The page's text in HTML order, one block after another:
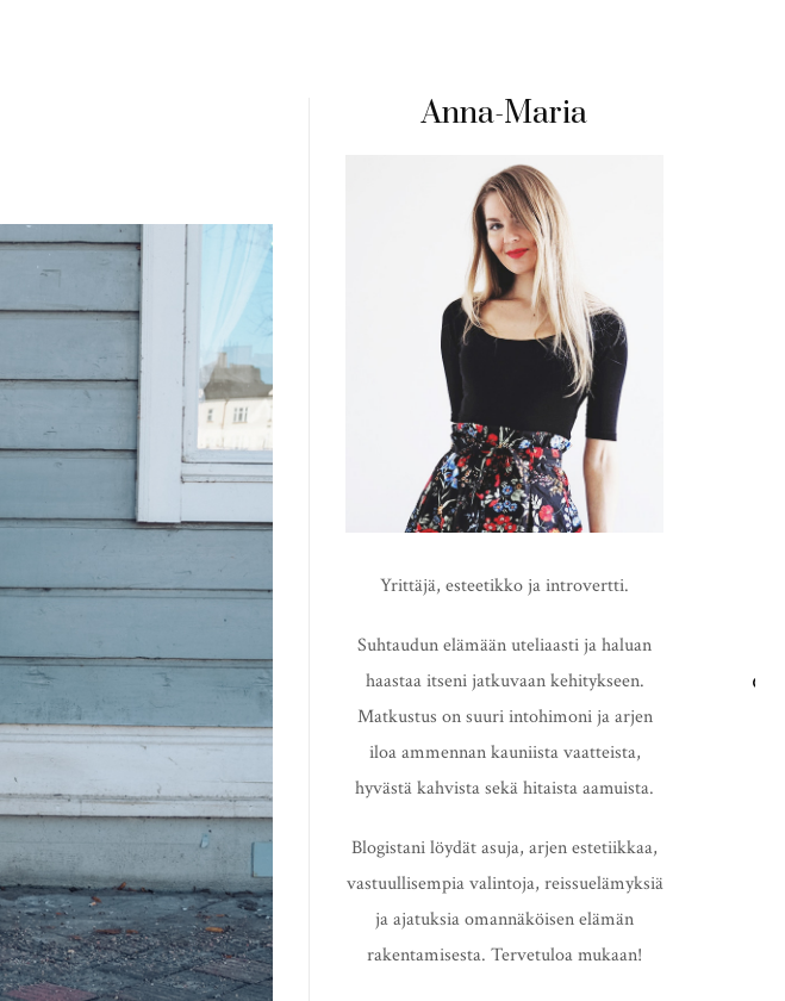
Anna-Maria
Yrittäjä, esteetikko ja introvertti.
Suhtaudun elämään uteliaasti ja haluan
haastaa itseni jatkuvaan kehitykseen.
Matkustus on suuri intohimoni ja arjen
iloa ammennan kauniista vaatteista,
hyvästä kahvista sekä hitaista aamuista.
Blogistani löydät asuja, arjen estetiikkaa,
vastuullisempia valintoja, reissuelämyksiä
ja ajatuksia omannäköisen elämän
rakentamisesta. Tervetuloa mukaan!